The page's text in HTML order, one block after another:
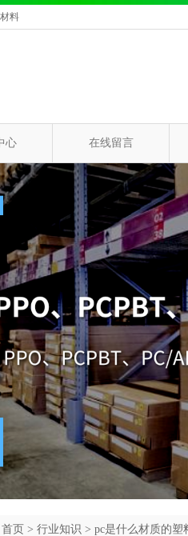
料
心 在线留言
首页 > 行业知识 > pc是什么材质的塑